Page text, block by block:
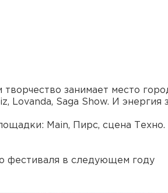
творчество занимает место
Lovanda, Saga Show. И энергия
Main, Пирс, сцена Техно.
фестиваля в следующем году